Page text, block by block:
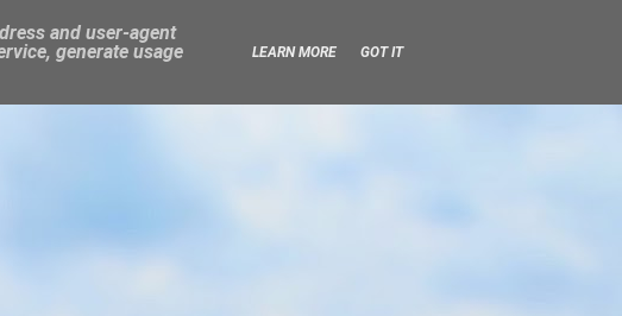
and user-agent
generate usage
LEARN MORE GOT IT